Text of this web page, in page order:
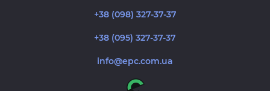
+38 (098) 327-37-37
+38 (095) 327-37-37
info@epc.com.ua